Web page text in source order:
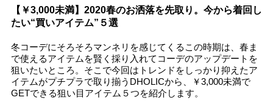
【￥3,000未満】2020春のお洒落を先取り。今から着回し
たい“買いアイテム”５選
冬コーデにそろそろマンネリを感じてくるこの時期は、春ま
で使えるアイテムを賢く採り入れてコーデのアップデートを
狙いたいところ。そこで今回はトレンドをしっかり抑えたア
イテムがプチプラで取り揃うDHOLICから、￥3,000未満で
GETできる狙い目アイテム５つを紹介します。